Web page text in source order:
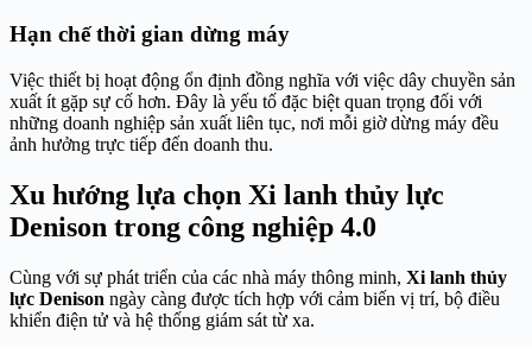
Hạn chế thời gian dừng máy
Việc thiết bị hoạt động ổn định đồng nghĩa với việc dây chuyền sản
xuất ít gặp sự cố hơn. Đây là yếu tố đặc biệt quan trọng đối với
những doanh nghiệp sản xuất liên tục, nơi mỗi giờ dừng máy đều
ảnh hưởng trực tiếp đến doanh thu.
Xu hướng lựa chọn Xi lanh thủy lực
Denison trong công nghiệp 4.0
Cùng với sự phát triển của các nhà máy thông minh, Xi lanh thủy
lực Denison ngày càng được tích hợp với cảm biến vị trí, bộ điều
khiển điện tử và hệ thống giám sát từ xa.